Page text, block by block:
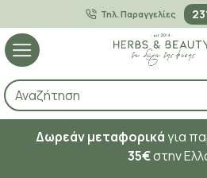
Τηλ. Παραγγελίες
Δωρεάν μεταφορικάγια
35€στην